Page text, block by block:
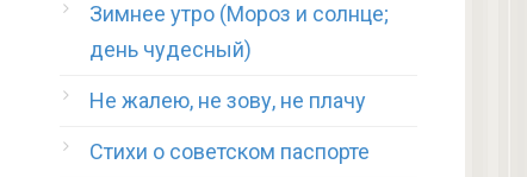
Зимнее утро (Мороз и солнце;
день чудесный)
Не жалею, не зову, не плачу
Стихи о советском паспорте